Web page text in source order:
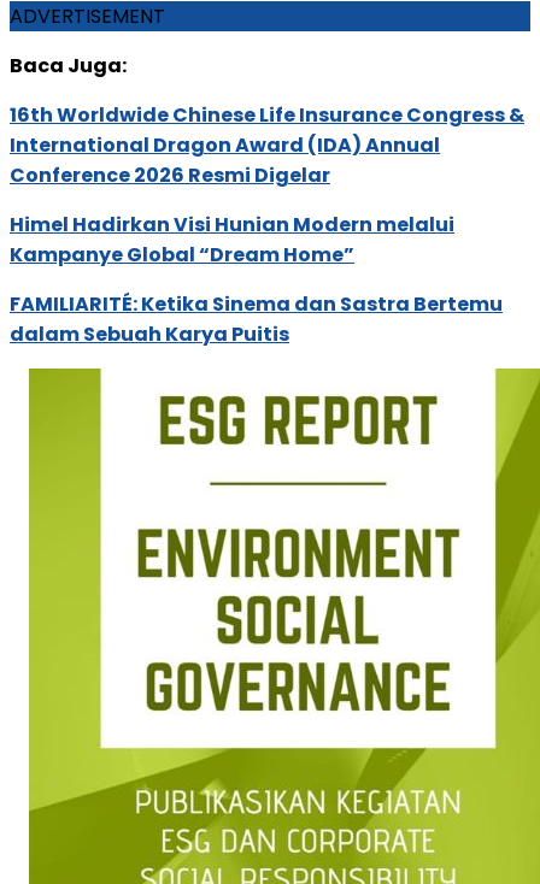
ADVERTISEMENT
Baca Juga:
16th Worldwide Chinese Life Insurance Congress &
International Dragon Award (IDA) Annual
Conference 2026 Resmi Digelar
Himel Hadirkan Visi Hunian Modern melalui
Kampanye Global “Dream Home”
FAMILIARITÉ: Ketika Sinema dan Sastra Bertemu
dalam Sebuah Karya Puitis